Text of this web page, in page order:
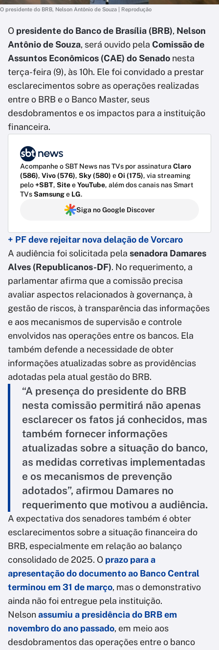
O presidente do BRB, Nelson Antônio de Souza | Reprodução
O presidente do Banco de Brasília (BRB), Nelson
Antônio de Souza, será ouvido pela Comissão de
Assuntos Econômicos (CAE) do Senado nesta
terça-feira (9), às 10h. Ele foi convidado a prestar
esclarecimentos sobre as operações realizadas
entre o BRB e o Banco Master, seus
desdobramentos e os impactos para a instituição
financeira.
Acompanhe o SBT News nas TVs por assinatura Claro
(586), Vivo (576), Sky (580) eOi (175), via streaming
pelo+SBT, SiteeYouTube, além dos canais nas Smart
TVsSamsunge LG.
Siga no Google Discover
+ PF deve rejeitar nova delação de Vorcaro
A audiência foi solicitada pela senadora Damares
Alves (Republicanos-DF). No requerimento, a
parlamentar afirma que a comissão precisa
avaliar aspectos relacionados à governança, à
gestão de riscos, à transparência das informações
e aos mecanismos de supervisão e controle
envolvidos nas operações entre os bancos. Ela
também defende a necessidade de obter
informações atualizadas sobre as providências
adotadas pela atual gestão do BRB.
“A presença do presidente do BRB
nesta comissão permitirá não apenas
esclarecer os fatos já conhecidos, mas
também fornecer informações
atualizadas sobre a situação do banco,
as medidas corretivas implementadas
e os mecanismos de prevenção
adotados”, afirmou Damares no
requerimento que motivou a audiência.
A expectativa dos senadores também é obter
esclarecimentos sobre a situação financeira do
BRB, especialmente em relação ao balanço
consolidado de 2025. O prazo para a
apresentação do documento ao Banco Central
terminou em 31 de março, mas o demonstrativo
ainda não foi entregue pela instituição.
Nelsonassumiu a presidência do BRB em
novembro do ano passado, em meio aos
desdobramentos das operações entre o banco